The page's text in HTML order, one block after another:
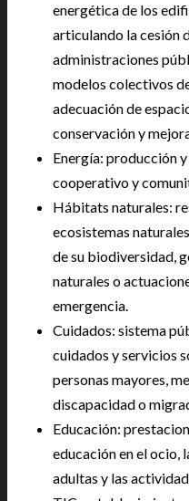
energética de los
articulando la cesión
administraciones
modelos colectivos
adecuación de
conservación y
Energía: producción
cooperativo y
Hábitats naturales:
ecosistemas
de su biodiversidad,
naturales o
emergencia.
Cuidados: sistema
cuidados y servicios
personas mayores,
discapacidad o
Educación:
educación en el ocio,
adultas y las